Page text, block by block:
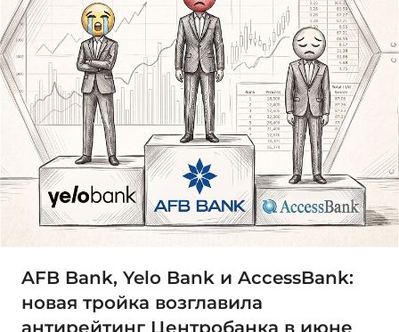
AFB Bank, Yelo Bank и AccessBank:
новая тройка возглавила
антирейтинг Центробанка в июне